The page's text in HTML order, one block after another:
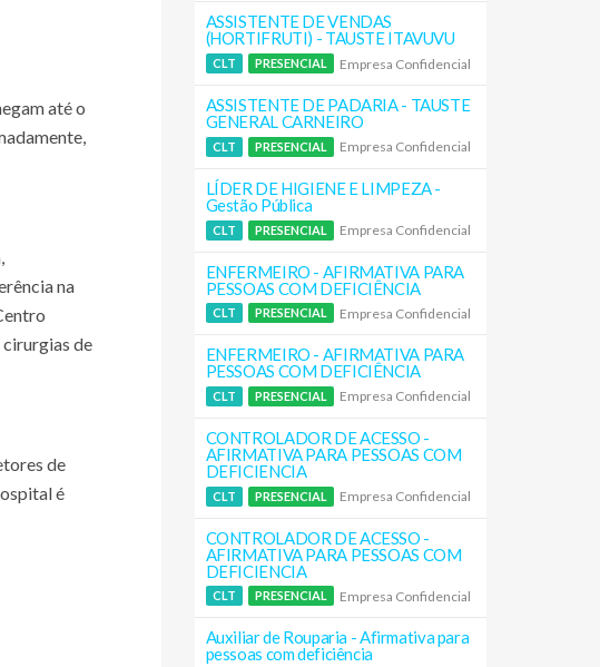
até o
na
de
de
é
ASSISTENTE DE VENDAS
(HORTIFRUTI) - TAUSTE ITAVUVU
CLT PRESENCIAL Empresa Confidencial
ASSISTENTE DE PADARIA - TAUSTE
GENERAL CARNEIRO
CLT PRESENCIAL Empresa Confidencial
LÍDER DE HIGIENE E LIMPEZA -
Gestão Pública
CLT PRESENCIAL Empresa Confidencial
ENFERMEIRO - AFIRMATIVA PARA
PESSOAS COM DEFICIÊNCIA
CLT PRESENCIAL Empresa Confidencial
ENFERMEIRO - AFIRMATIVA PARA
PESSOAS COM DEFICIÊNCIA
CLT PRESENCIAL Empresa Confidencial
CONTROLADOR DE ACESSO -
AFIRMATIVA PARA PESSOAS COM
DEFICIENCIA
CLT PRESENCIAL Empresa Confidencial
CONTROLADOR DE ACESSO -
AFIRMATIVA PARA PESSOAS COM
DEFICIENCIA
CLT PRESENCIAL Empresa Confidencial
Auxiliar de Rouparia - Afirmativa para
pessoas com deficiência